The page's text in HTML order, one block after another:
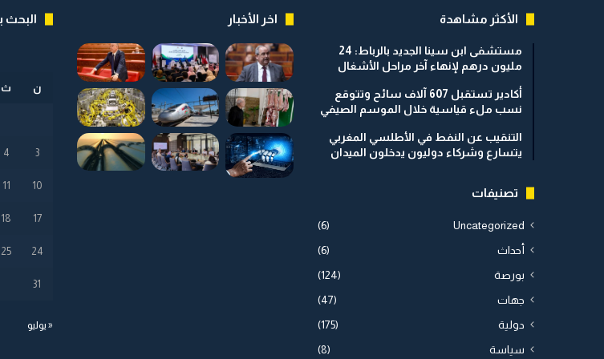
ل
م
ه
ي
ة
و
ا
الأكثر مشاهدة
مستشفى ابن سينا الجديد بالرباط: 24
مليون درهم لإنهاء آخر مراحل الأشغال
أكادير تستقبل 607 آلاف سائح وتتوقع
نسب ملء قياسية خلال الموسم الصيفي
التنقيب عن النفط في الأطلسي المغربي
يتسارع وشركاء دوليون يدخلون الميدان
تصنيفات
Uncategorized
(6)
أحداث (6)
بورصة (124)
جهات (47)
دولية (175)
سياسة (8)
اخر الأخبار البحث
ن ث
3
4
10
11
17
18
24
25
31
« يوليو